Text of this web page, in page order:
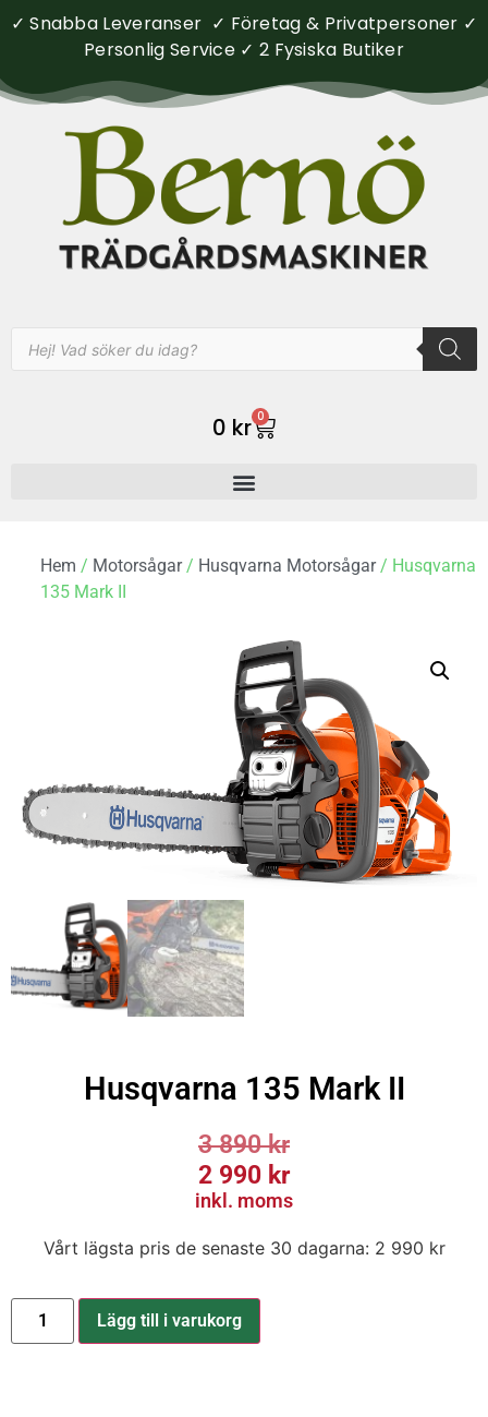
✓ Snabba Leveranser ✓ Företag & Privatpersoner ✓
Personlig Service ✓ 2 Fysiska Butiker
0 kr 0
Hem / Motorsågar/ Husqvarna Motorsågar/ Husqvarna
135 Mark II
Husqvarna 135 Mark II
3 890kr
2 990 kr
inkl. moms
Vårt lägsta pris de senaste 30 dagarna: 2 990 kr
Lägg till i varukorg